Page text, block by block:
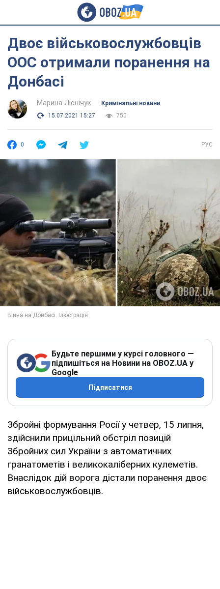
Двоє військовослужбовців
ООС отримали поранення на
Донбасі
Марина Ліснічук
Кримінальні новини
15.07.2021 15:27
750
0 РУС
Будьте першими у курсі головного —
підпишіться на Новини на OBOZ.UA у
Google
Підписатися
Збройні формування Росії у четвер, 15 липня,
здійснили прицільний обстріл позицій
Збройних сил України з автоматичних
гранатометів і великокаліберних кулеметів.
Внаслідок дій ворога дістали поранення двоє
військовослужбовців.